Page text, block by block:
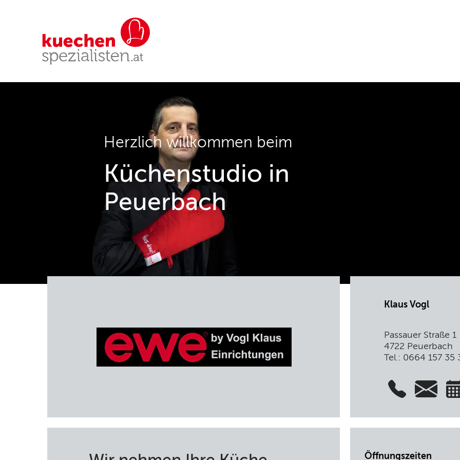
Herzlich willkommen beim
Küchenstudio in
Peuerbach
Klaus Vogl
Passauer Straße 1
4722 Peuerbach
Tel.: 0664 157 35
Öffnungszeiten